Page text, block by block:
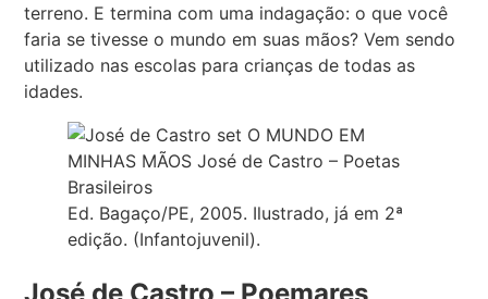
terreno. E termina com uma indagação: o que você
faria se tivesse o mundo em suas mãos? Vem sendo
utilizado nas escolas para crianças de todas as
idades.
Ed. Bagaço/PE, 2005. Ilustrado, já em 2ª
edição. (Infantojuvenil).